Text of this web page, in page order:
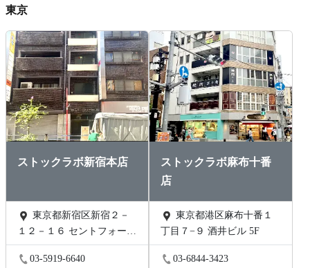
東京
ストックラボ新宿本店
１２－１６ セントフォービ
ル２０３
03-5919-6640
ストックラボ麻布十番
店
東京都港区麻布十番１
丁目７−９ 酒井ビル 5F
03-6844-3423